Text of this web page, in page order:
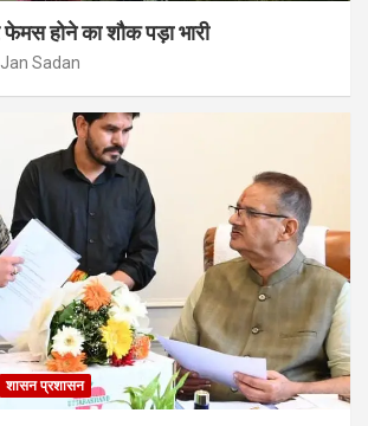
होने का शौक पड़ा भारी
Jan Sadan
शासन प्रशासन